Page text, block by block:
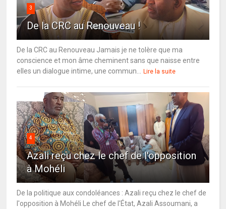
3
De la CRC au Renouveau !
De la CRC au Renouveau Jamais je ne tolère que ma
conscience et mon âme cheminent sans que naisse entre
elles un dialogue intime, une commun...
Lire la suite
4
Azali reçu chez le chef de l'opposition
à Mohéli
De la politique aux condoléances : Azali reçu chez le chef de
l'opposition à Mohéli Le chef de l'État, Azali Assoumani, a